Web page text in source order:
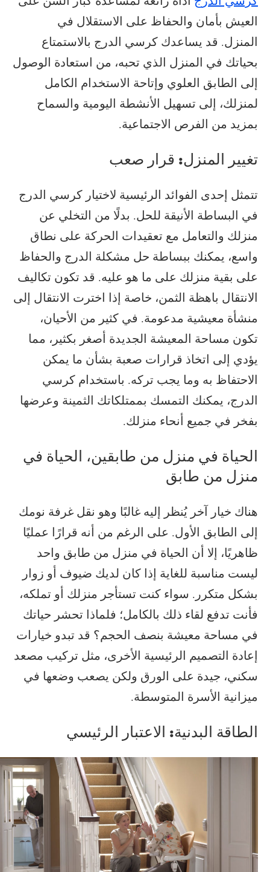
العيش بأمان والحفاظ على الاستقلال في
المنزل. قد يساعدك كرسي الدرج بالاستمتاع
بحياتك في المنزل الذي تحبه، من استعادة الوصول
إلى الطابق العلوي وإتاحة الاستخدام الكامل
لمنزلك، إلى تسهيل الأنشطة اليومية والسماح
بمزيد من الفرص الاجتماعية.
تغيير المنزل: قرار صعب
تتمثل إحدى الفوائد الرئيسية لاختيار كرسي الدرج
في البساطة الأنيقة للحل. بدلًا من التخلي عن
منزلك والتعامل مع تعقيدات الحركة على نطاق
واسع، يمكنك ببساطة حل مشكلة الدرج والحفاظ
على بقية منزلك على ما هو عليه. قد تكون تكاليف
الانتقال باهظة الثمن، خاصة إذا اخترت الانتقال إلى
منشأة معيشية مدعومة. في كثير من الأحيان،
تكون مساحة المعيشة الجديدة أصغر بكثير، مما
يؤدي إلى اتخاذ قرارات صعبة بشأن ما يمكن
الاحتفاظ به وما يجب تركه. باستخدام كرسي
الدرج، يمكنك التمسك بممتلكاتك الثمينة وعرضها
بفخر في جميع أنحاء منزلك.
الحياة في منزل من طابقين، الحياة في
منزل من طابق
هناك خيار آخر يُنظر إليه غالبًا وهو نقل غرفة نومك
إلى الطابق الأول. على الرغم من أنه قرارًا عمليًا
ظاهريًا، إلا أن الحياة في منزل من طابق واحد
ليست مناسبة للغاية إذا كان لديك ضيوف أو زوار
بشكل متكرر. سواء كنت تستأجر منزلك أو تملكه،
فأنت تدفع لقاء ذلك بالكامل؛ فلماذا تحشر حياتك
في مساحة معيشة بنصف الحجم؟ قد تبدو خيارات
إعادة التصميم الرئيسية الأخرى، مثل تركيب مصعد
سكني، جيدة على الورق ولكن يصعب وضعها في
ميزانية الأسرة المتوسطة.
الطاقة البدنية: الاعتبار الرئيسي